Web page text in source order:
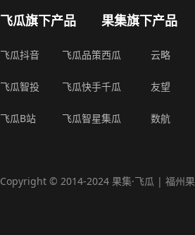
飞瓜旗下产品
飞瓜抖音 飞瓜品策
飞瓜智投 飞瓜快手
飞瓜B站 飞瓜智星
果集旗下产品
西瓜 云略
千瓜 友望
集瓜 数航
Copyright © 2014-2024 果集·飞瓜 | 福州